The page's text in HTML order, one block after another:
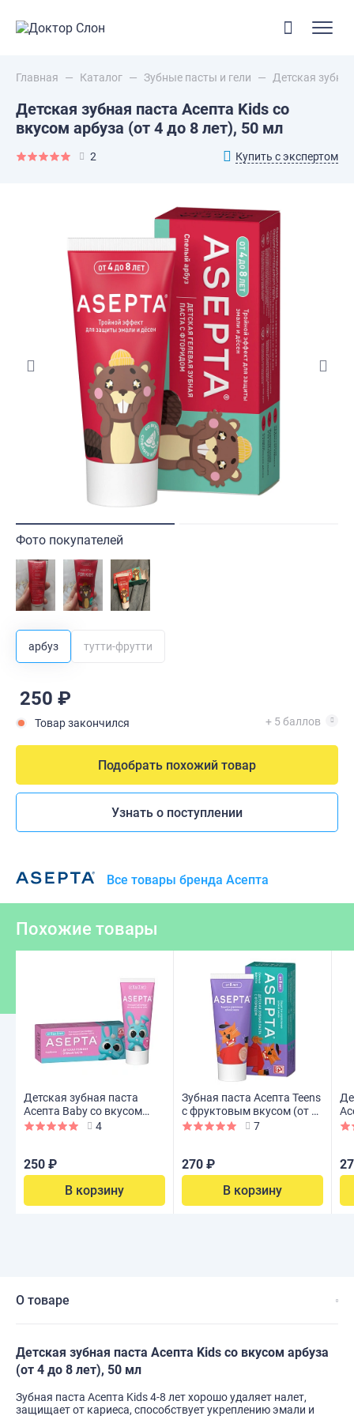
Главная — Каталог — Зубные пасты и гели — Детская
Детская зубная паста Асепта Kids со
вкусом арбуза (от 4 до 8 лет), 50 мл
2 Купить с экспертом
Фото покупателей
арбуз тутти-фрутти
250 ₽
Товар закончился + 5 баллов
Подобрать похожий товар
Узнать о поступлении
Все товары бренда Асепта
Похожие товары
Детская зубная паста
Асепта Baby со вкусом
клубники ( от 0 до 3 лет),
4
250 ₽
В корзину
Зубная паста Асепта Teens
с фруктовым вкусом (от 8
лет), 50 мл
7
270 ₽
В корзину
О товаре
Детская зубная паста Асепта Kids со вкусом арбуза
(от 4 до 8 лет), 50 мл
Зубная паста Асепта Kids 4-8 лет хорошо удаляет налет,
защищает от кариеса, способствует укреплению эмали и